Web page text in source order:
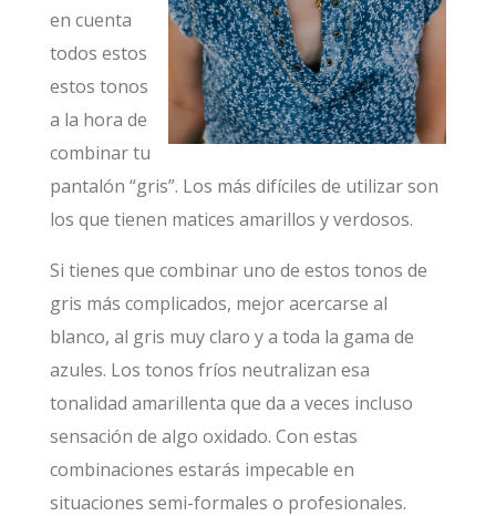
en cuenta
todos estos
estos tonos
a la hora de
combinar tu
pantalón “gris”. Los más difíciles de utilizar son
los que tienen matices amarillos y verdosos.
Si tienes que combinar uno de estos tonos de
gris más complicados, mejor acercarse al
blanco, al gris muy claro y a toda la gama de
azules. Los tonos fríos neutralizan esa
tonalidad amarillenta que da a veces incluso
sensación de algo oxidado. Con estas
combinaciones estarás impecable en
situaciones semi-formales o profesionales.